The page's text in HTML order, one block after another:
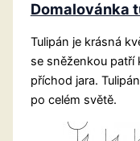
Domalovánka
Tulipán je krásná
se sněženkou patří
příchod jara.
po celém světě.